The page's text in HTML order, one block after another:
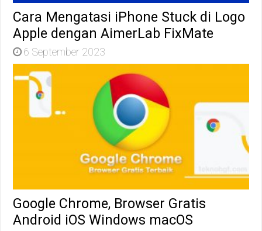
Cara Mengatasi iPhone Stuck di Logo
Apple dengan AimerLab FixMate
6 September 2023
Google Chrome, Browser Gratis
Android iOS Windows macOS